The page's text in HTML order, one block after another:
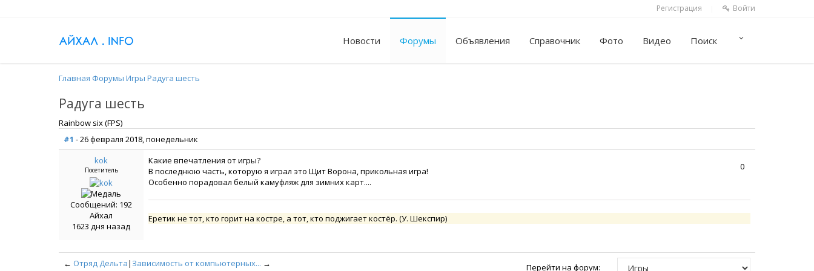
Регистрация Войти
Новости Форумы Объявления Справочник Фото Видео Поиск
Главная Форумы Игры Радуга шесть
Радуга шесть
Rainbow six (FPS)
#1 - 26 февраля 2018, понедельник
kok
Посетитель
Сообщений: 192
Айхал
1623 дня назад
0
Какие впечатления от игры?
В последнюю часть, которую я играл это Щит Ворона, прикольная игра!
Особенно порадовал белый камуфляж для зимних карт....
Еретик не тот, кто горит на костре, а тот, кто поджигает костёр. (У. Шекспир)
← Отряд Дельта| Зависимость от компьютерных... → Перейти на форум: